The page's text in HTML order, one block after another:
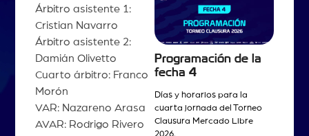
Árbitro asistente 1:
Cristian Navarro
Árbitro asistente 2:
Damián Olivetto
Cuarto árbitro: Franco
Morón
VAR: Nazareno Arasa
AVAR: Rodrigo Rivero
Programación de la
fecha 4
Días y horarios para la
cuarta jornada del Torneo
Clausura Mercado Libre
2026.